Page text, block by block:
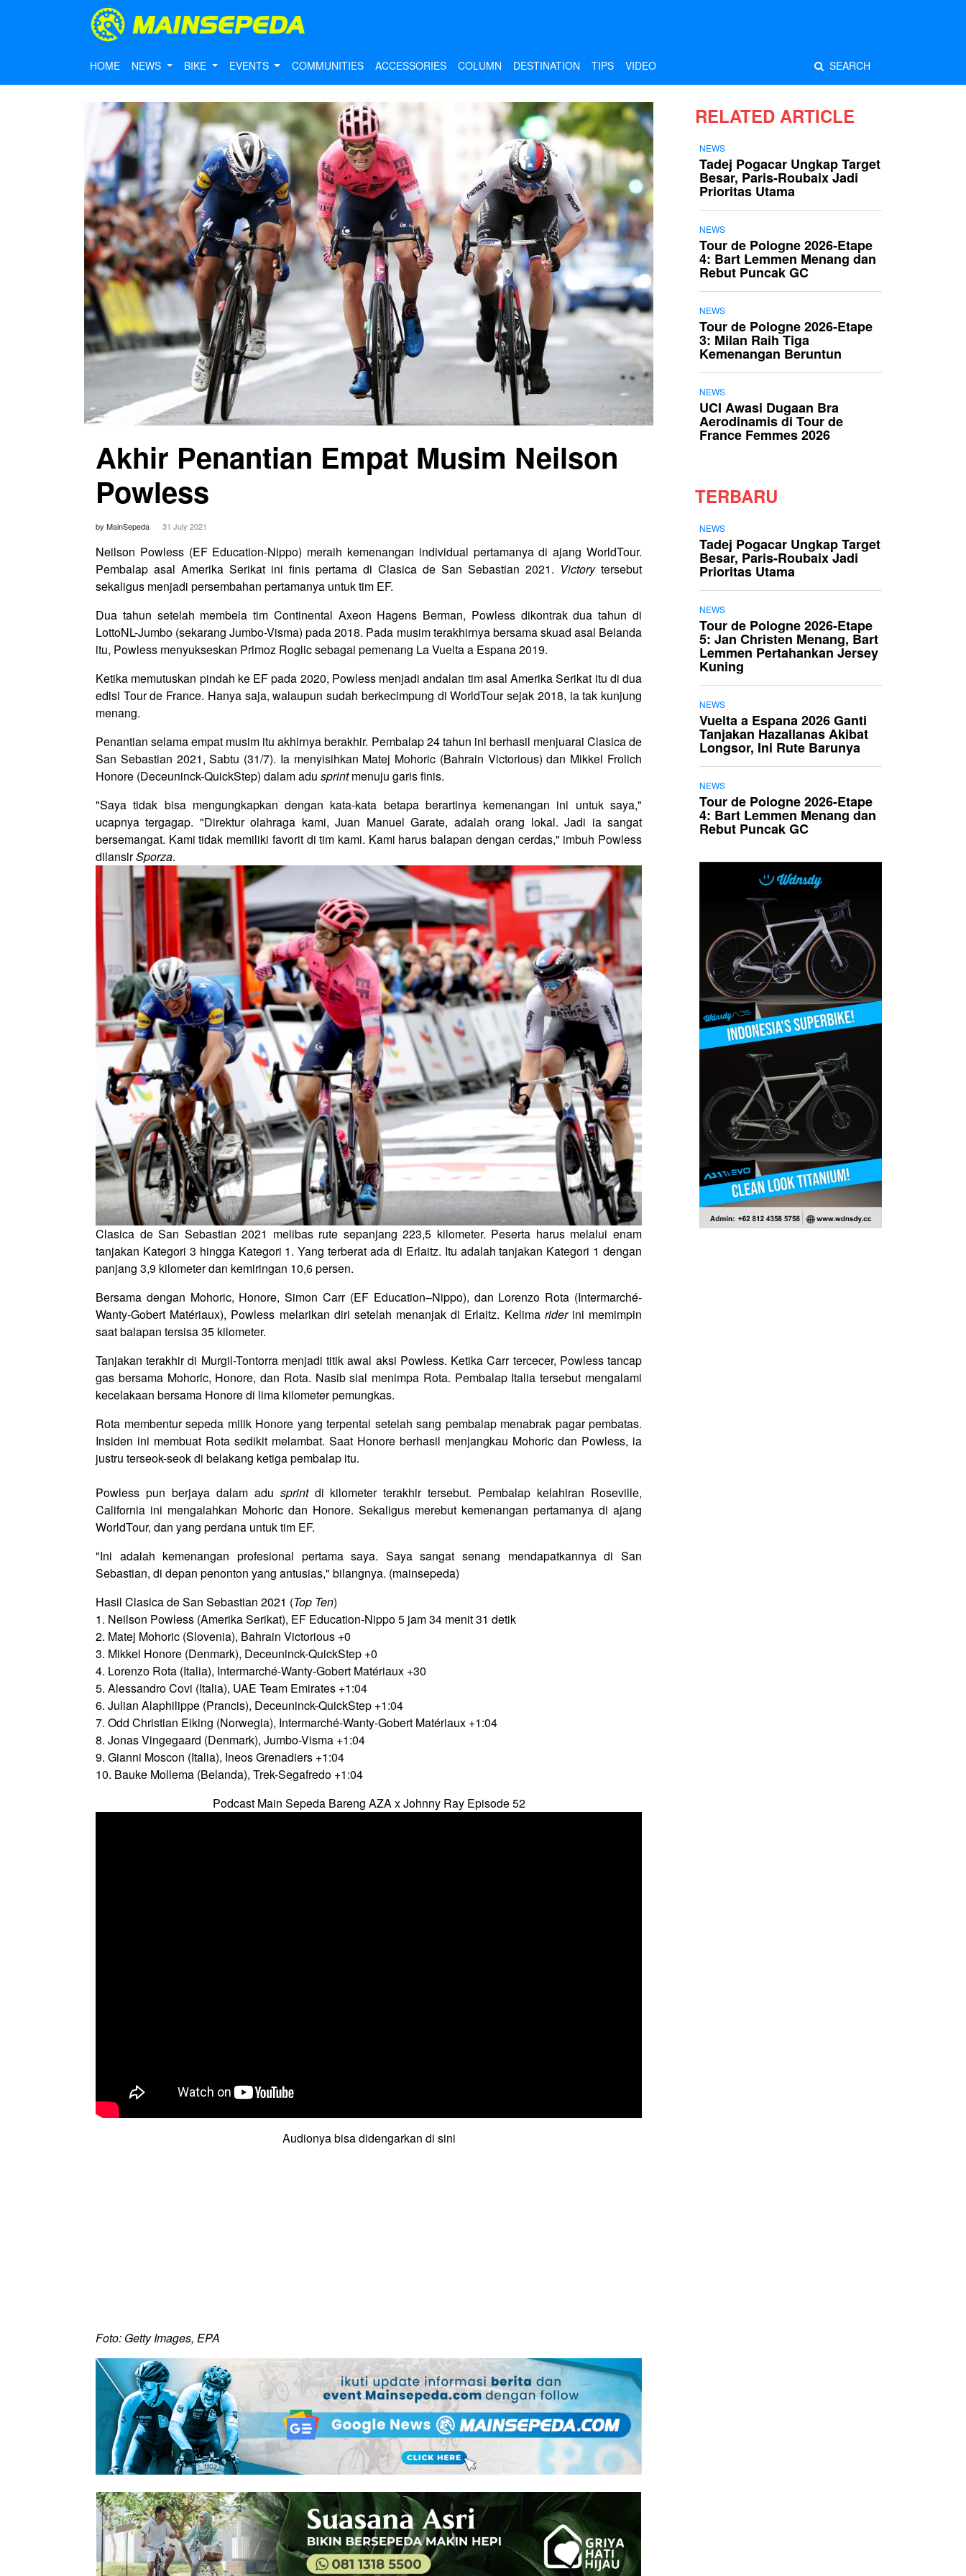
HOME NEWS BIKE EVENTS COMMUNITIES ACCESSORIES COLUMN DESTINATION TIPS VIDEO SEARCH
Akhir Penantian Empat Musim Neilson
Powless
by MainSepeda 31 July 2021
Neilson Powless (EF Education-Nippo) meraih kemenangan individual pertamanya di ajang WorldTour.
Pembalap asal Amerika Serikat ini finis pertama di Clasica de San Sebastian 2021. Victorytersebut
sekaligus menjadi persembahan pertamanya untuk tim EF.
Dua tahun setelah membela tim Continental Axeon Hagens Berman, Powless dikontrak dua tahun di
LottoNL-Jumbo (sekarang Jumbo-Visma) pada 2018. Pada musim terakhirnya bersama skuad asal Belanda
itu, Powless menyukseskan Primoz Roglic sebagai pemenang La Vuelta a Espana 2019.
Ketika memutuskan pindah ke EF pada 2020, Powless menjadi andalan tim asal Amerika Serikat itu di dua
edisi Tour de France. Hanya saja, walaupun sudah berkecimpung di WorldTour sejak 2018, ia tak kunjung
menang.
Penantian selama empat musim itu akhirnya berakhir. Pembalap 24 tahun ini berhasil menjuarai Clasica de
San Sebastian 2021, Sabtu (31/7). Ia menyisihkan Matej Mohoric (Bahrain Victorious) dan Mikkel Frolich
Honore (Deceuninck-QuickStep) dalam adu sprintmenuju garis finis.
"Saya tidak bisa mengungkapkan dengan kata-kata betapa berartinya kemenangan ini untuk saya,"
ucapnya tergagap. "Direktur olahraga kami, Juan Manuel Garate, adalah orang lokal. Jadi ia sangat
bersemangat. Kami tidak memiliki favorit di tim kami. Kami harus balapan dengan cerdas," imbuh Powless
dilansirSporza.
Clasica de San Sebastian 2021 melibas rute sepanjang 223,5 kilometer. Peserta harus melalui enam
tanjakan Kategori 3 hingga Kategori 1. Yang terberat ada di Erlaitz. Itu adalah tanjakan Kategori 1 dengan
panjang 3,9 kilometer dan kemiringan 10,6 persen.
Bersama dengan Mohoric, Honore, Simon Carr (EF Education–Nippo), dan Lorenzo Rota (Intermarché-
Wanty-Gobert Matériaux), Powless melarikan diri setelah menanjak di Erlaitz. Kelima riderini memimpin
saat balapan tersisa 35 kilometer.
Tanjakan terakhir di Murgil-Tontorra menjadi titik awal aksi Powless. Ketika Carr tercecer, Powless tancap
gas bersama Mohoric, Honore, dan Rota. Nasib sial menimpa Rota. Pembalap Italia tersebut mengalami
kecelakaan bersama Honore di lima kilometer pemungkas.
Rota membentur sepeda milik Honore yang terpental setelah sang pembalap menabrak pagar pembatas.
Insiden ini membuat Rota sedikit melambat. Saat Honore berhasil menjangkau Mohoric dan Powless, ia
justru terseok-seok di belakang ketiga pembalap itu.
Powless pun berjaya dalam adu sprintdi kilometer terakhir tersebut. Pembalap kelahiran Roseville,
California ini mengalahkan Mohoric dan Honore. Sekaligus merebut kemenangan pertamanya di ajang
WorldTour, dan yang perdana untuk tim EF.
"Ini adalah kemenangan profesional pertama saya. Saya sangat senang mendapatkannya di San
Sebastian, di depan penonton yang antusias," bilangnya. (mainsepeda)
Hasil Clasica de San Sebastian 2021 (Top Ten)
1. Neilson Powless (Amerika Serikat), EF Education-Nippo 5 jam 34 menit 31 detik
2. Matej Mohoric (Slovenia), Bahrain Victorious +0
3. Mikkel Honore (Denmark), Deceuninck-QuickStep +0
4. Lorenzo Rota (Italia), Intermarché-Wanty-Gobert Matériaux +30
5. Alessandro Covi (Italia), UAE Team Emirates +1:04
6. Julian Alaphilippe (Prancis), Deceuninck-QuickStep +1:04
7. Odd Christian Eiking (Norwegia), Intermarché-Wanty-Gobert Matériaux +1:04
8. Jonas Vingegaard (Denmark), Jumbo-Visma +1:04
9. Gianni Moscon (Italia), Ineos Grenadiers +1:04
10. Bauke Mollema (Belanda), Trek-Segafredo +1:04
Podcast Main Sepeda Bareng AZA x Johnny Ray Episode 52
Audionya bisa didengarkan di sini
Foto: Getty Images, EPA
RELATED ARTICLE
NEWS
Tadej Pogacar Ungkap Target
Besar, Paris-Roubaix Jadi
Prioritas Utama
NEWS
Tour de Pologne 2026-Etape
4: Bart Lemmen Menang dan
Rebut Puncak GC
NEWS
Tour de Pologne 2026-Etape
3: Milan Raih Tiga
Kemenangan Beruntun
NEWS
UCI Awasi Dugaan Bra
Aerodinamis di Tour de
France Femmes 2026
TERBARU
NEWS
Tadej Pogacar Ungkap Target
Besar, Paris-Roubaix Jadi
Prioritas Utama
NEWS
Tour de Pologne 2026-Etape
5: Jan Christen Menang, Bart
Lemmen Pertahankan Jersey
Kuning
NEWS
Vuelta a Espana 2026 Ganti
Tanjakan Hazallanas Akibat
Longsor, Ini Rute Barunya
NEWS
Tour de Pologne 2026-Etape
4: Bart Lemmen Menang dan
Rebut Puncak GC